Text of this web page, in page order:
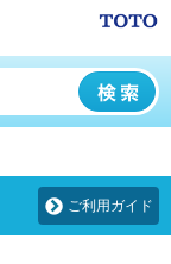
ご利用ガイド